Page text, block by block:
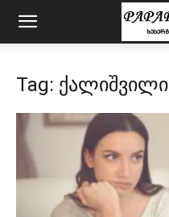
Tag: ქალიშვილი